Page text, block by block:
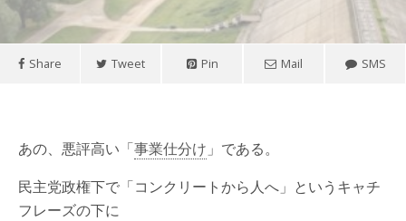
Share Tweet Pin Mail SMS
あの、悪評高い「事業仕分け 」である。
民主党政権下で「コンクリートから人へ」というキャチ
フレーズの下に